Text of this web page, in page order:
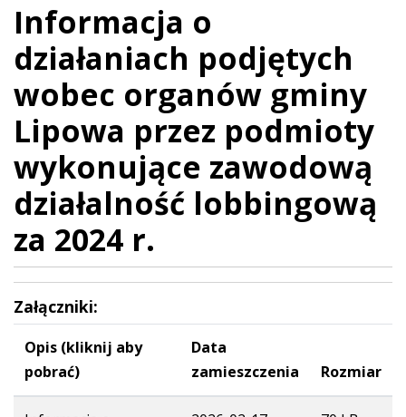
Informacja o
działaniach podjętych
wobec organów gminy
Lipowa przez podmioty
wykonujące zawodową
działalność lobbingową
za 2024 r.
Załączniki:
Opis (kliknij aby
pobrać)
Data
zamieszczenia
Rozmiar